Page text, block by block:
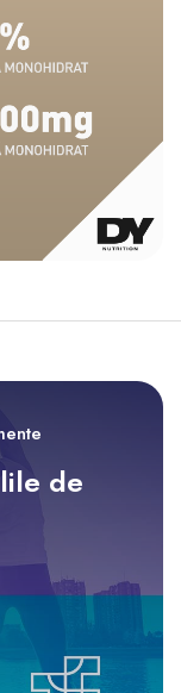
de